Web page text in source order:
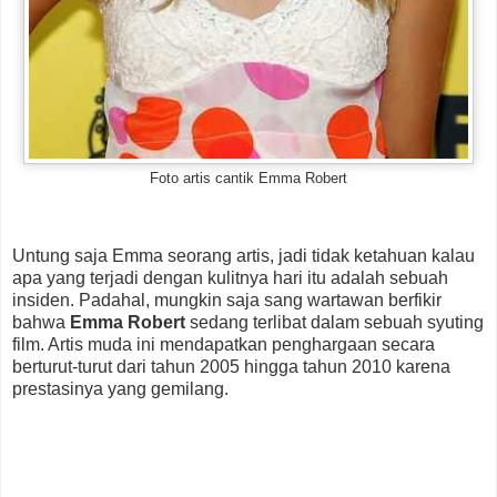
Foto artis cantik Emma Robert
Untung saja Emma seorang artis, jadi tidak ketahuan kalau
apa yang terjadi dengan kulitnya hari itu adalah sebuah
insiden. Padahal, mungkin saja sang wartawan berfikir
bahwa Emma Robert sedang terlibat dalam sebuah syuting
film. Artis muda ini mendapatkan penghargaan secara
berturut-turut dari tahun 2005 hingga tahun 2010 karena
prestasinya yang gemilang.